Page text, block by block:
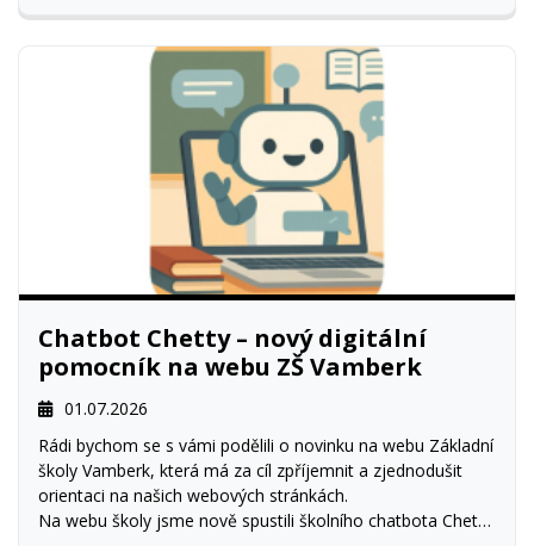
Chatbot Chetty – nový digitální
pomocník na webu ZŠ Vamberk
01.07.2026
Rádi bychom se s vámi podělili o novinku na webu Základní
školy Vamberk, která má za cíl zpříjemnit a zjednodušit
orientaci na našich webových stránkách.
Na webu školy jsme nově spustili školního chatbota Chetty